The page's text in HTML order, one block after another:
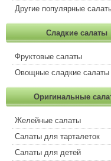
Другие популярные
Сладкие салаты
Фруктовые салаты
Овощные сладкие салаты
Оригинальные
Желейные салаты
Салаты для тарталеток
Салаты для детей